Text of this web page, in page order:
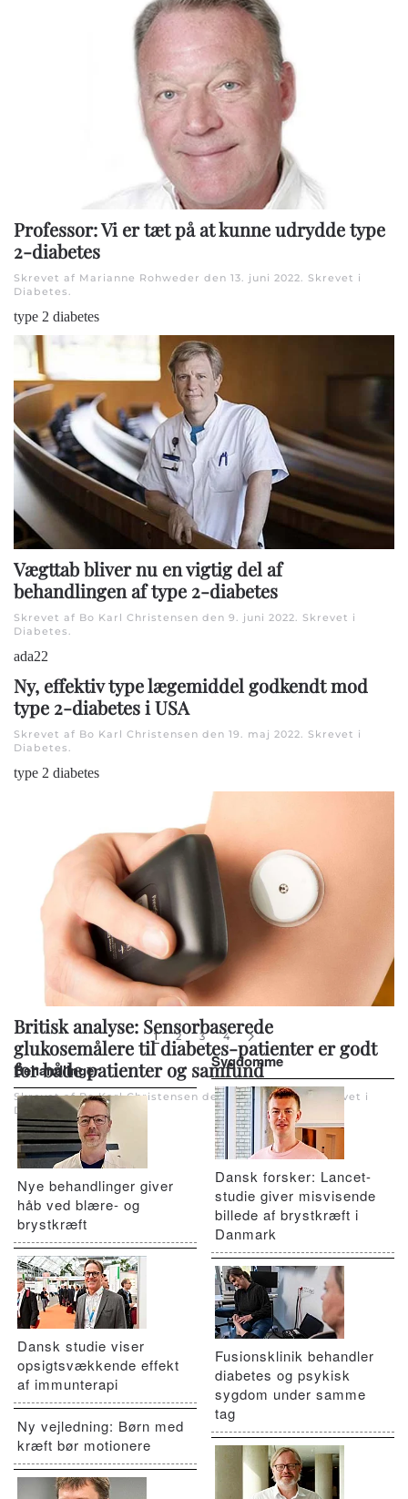
Professor: Vi er tæt på at kunne udrydde type
2-diabetes
Skrevet af Marianne Rohweder den 13. juni 2022. Skrevet i
Diabetes.
type 2 diabetes
Vægttab bliver nu en vigtig del af
behandlingen af type 2-diabetes
Skrevet af Bo Karl Christensen den 9. juni 2022. Skrevet i
Diabetes.
ada22
Ny, effektiv type lægemiddel godkendt mod
type 2-diabetes i USA
Skrevet af Bo Karl Christensen den 19. maj 2022. Skrevet i
Diabetes.
type 2 diabetes
Britisk analyse: Sensorbaserede
glukosemålere til diabetes-patienter er godt
for både patienter og samfund
Skrevet af Bo Karl Christensen den 29. april 2022. Skrevet i
Diabetes .
1 2 3 4
Behandlinger
Nye behandlinger giver
håb ved blære- og
brystkræft
Dansk studie viser
opsigtsvækkende effekt
af immunterapi
Ny vejledning: Børn med
kræft bør motionere
Sygdomme
Dansk forsker: Lancet-
studie giver misvisende
billede af brystkræft i
Danmark
Fusionsklinik behandler
diabetes og psykisk
sygdom under samme
tag